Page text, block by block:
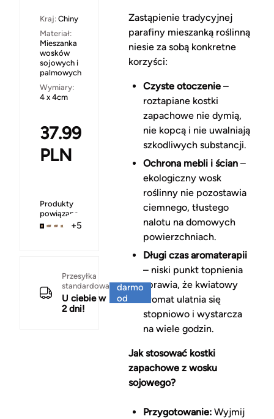
Kraj: Chiny
Materiał:
Mieszanka
wosków
sojowych i
palmowych
Wymiary:
4 x 4cm
37.99
PLN
Produkty
powiązane
+5
Przesyłka
standardowa
U ciebie w
2 dni!
darmo
od
Zastąpienie tradycyjnej
parafiny mieszanką roślinną
niesie za sobą konkretne
korzyści:
Czyste otoczenie–
roztapiane kostki
zapachowe nie dymią,
nie kopcą i nie uwalniają
szkodliwych substancji.
Ochrona mebli i ścian–
ekologiczny wosk
roślinny nie pozostawia
ciemnego, tłustego
nalotu na domowych
powierzchniach.
Długi czas aromaterapii
– niski punkt topnienia
sprawia, że kwiatowy
aromat ulatnia się
stopniowo i wystarcza
na wiele godzin.
Jak stosować kostki
zapachowe z wosku
sojowego?
Przygotowanie:Wyjmij